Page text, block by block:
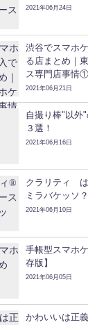
2021年06月24日
渋谷でスマホ
る店まとめ｜
ス専門店事情①
2021年06月21日
自撮り棒"以外
３選！
2021年06月16日
クラリティ®
ミラバケッソ？
2021年06月10日
手帳型スマホ
存版】
2021年06月05日
かわいいは正